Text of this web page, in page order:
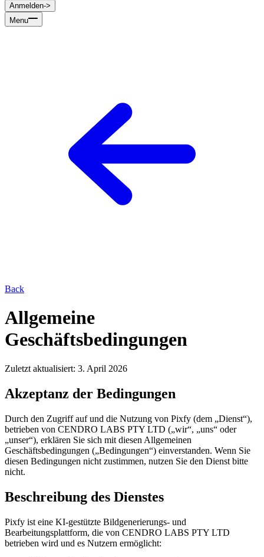
Anmelden->
Menu
Back
Allgemeine
Geschäftsbedingungen
Zuletzt aktualisiert: 3. April 2026
Akzeptanz der Bedingungen
Durch den Zugriff auf und die Nutzung von Pixfy (dem „Dienst“),
betrieben von CENDRO LABS PTY LTD („wir“, „uns“ oder
„unser“), erklären Sie sich mit diesen Allgemeinen
Geschäftsbedingungen („Bedingungen“) einverstanden. Wenn Sie
diesen Bedingungen nicht zustimmen, nutzen Sie den Dienst bitte
nicht.
Beschreibung des Dienstes
Pixfy ist eine KI-gestützte Bildgenerierungs- und
Bearbeitungsplattform, die von CENDRO LABS PTY LTD
betrieben wird und es Nutzern ermöglicht: